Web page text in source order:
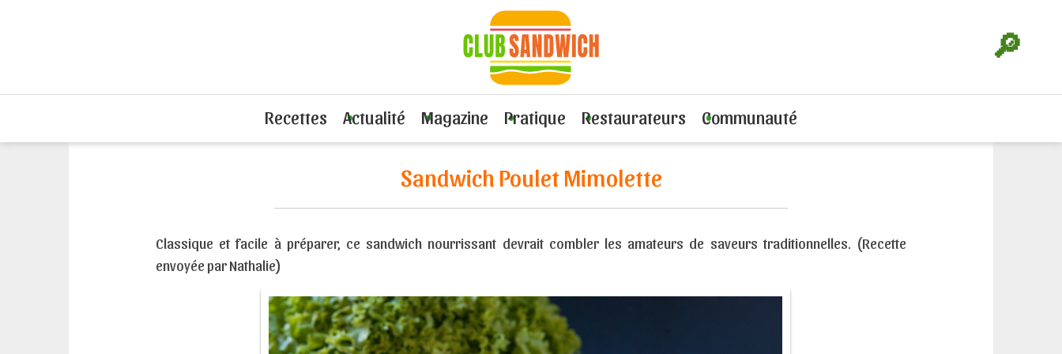
🔎
Recettes Actualité Magazine Pratique Restaurateurs Communauté
Recette Sandwich Poulet Mimolette
Sandwich Poulet Mimolette
Classique et facile à préparer, ce sandwich nourrissant devrait combler les amateurs de saveurs traditionnelles. (Recette
envoyée par Nathalie)